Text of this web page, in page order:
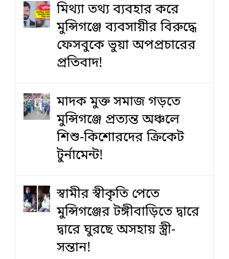
মিথ্যা তথ্য ব্যবহার করে
মুন্সিগঞ্জে ব্যবসায়ীর বিরুদ্ধে
ফেসবুকে ভুয়া অপপ্রচারের
প্রতিবাদ!
মাদক মুক্ত সমাজ গড়তে
মুন্সিগঞ্জে প্রত্যন্ত অঞ্চলে
শিশু-কিশোরদের ক্রিকেট
টুর্নামেন্ট!
স্বামীর স্বীকৃতি পেতে
মুন্সিগঞ্জের টঙ্গীবাড়িতে দ্বারে
দ্বারে ঘুরছে অসহায় স্ত্রী-
সন্তান!